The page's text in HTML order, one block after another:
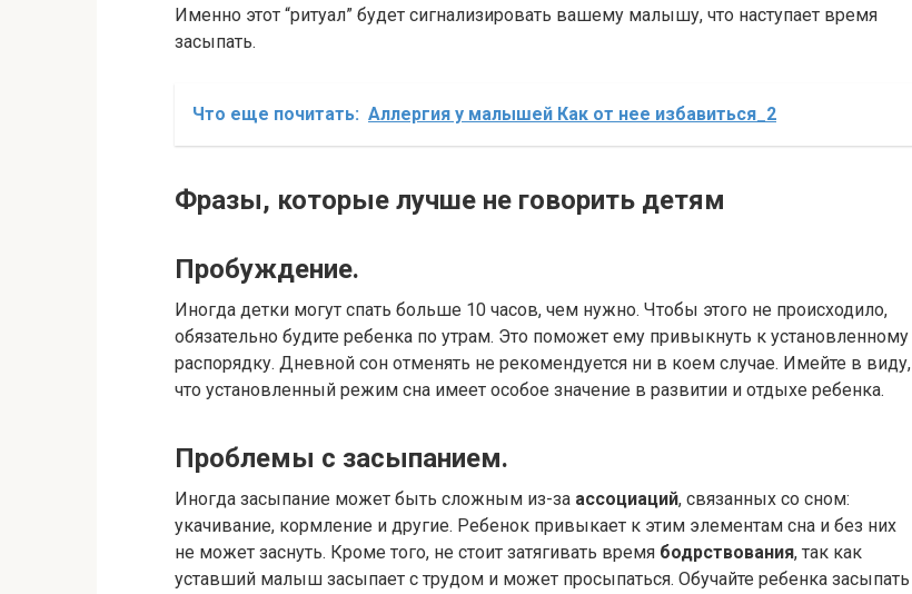
Именно этот “ритуал” будет сигнализировать вашему малышу, что наступает время
засыпать.
Что еще почитать: Аллергия у малышей Как от нее избавиться_2
Фразы, которые лучше не говорить детям
Пробуждение.
Иногда детки могут спать больше 10 часов, чем нужно. Чтобы этого не происходило,
обязательно будите ребенка по утрам. Это поможет ему привыкнуть к установленному
распорядку. Дневной сон отменять не рекомендуется ни в коем случае. Имейте в виду,
что установленный режим сна имеет особое значение в развитии и отдыхе ребенка.
Проблемы с засыпанием.
Иногда засыпание может быть сложным из-за ассоциаций, связанных со сном:
укачивание, кормление и другие. Ребенок привыкает к этим элементам сна и без них
не может заснуть. Кроме того, не стоит затягивать время бодрствования, так как
уставший малыш засыпает с трудом и может просыпаться. Обучайте ребенка засыпать